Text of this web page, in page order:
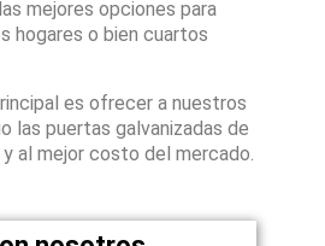
mejores opciones para
hogares o bien cuartos
es ofrecer a nuestros
las puertas galvanizadas de
y al mejor costo del mercado.